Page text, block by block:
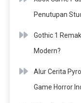
Penutupan
Gothic 1
Modern?
Alur Cerita
Game Horror